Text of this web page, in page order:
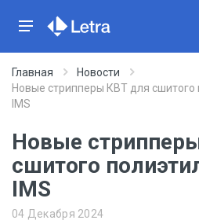
Главная
Новости
Новые стрипперы КВТ для сшитого
IMS
Новые
сшитого
IMS
04 Декабря 2024